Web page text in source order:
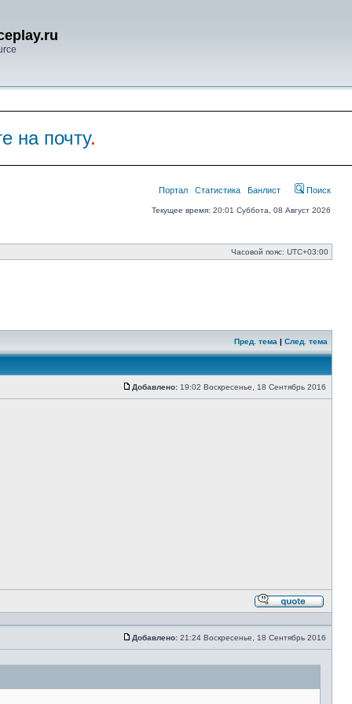
на почту.
Портал Статистика Банлист Поиск
Текущее время: 20:01 Суббота, 08 Август 2026
Часовой пояс: UTC+03:00
Пред. тема | След. тема
Сообщение
Добавлено: 19:02 Воскресенье, 18 Сентябрь 2016
Сообщение
Добавлено: 21:24 Воскресенье, 18 Сентябрь 2016